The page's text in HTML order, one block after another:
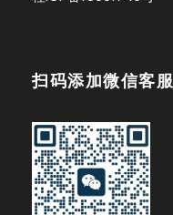
扫码添加微信客服